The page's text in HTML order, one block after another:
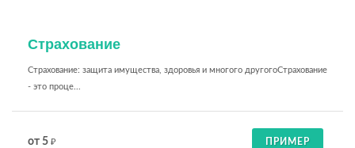
Страхование
Страхование: защита имущества, здоровья и многого другогоСтрахование
- это проце...
от 5 ₽ ПРИМЕР